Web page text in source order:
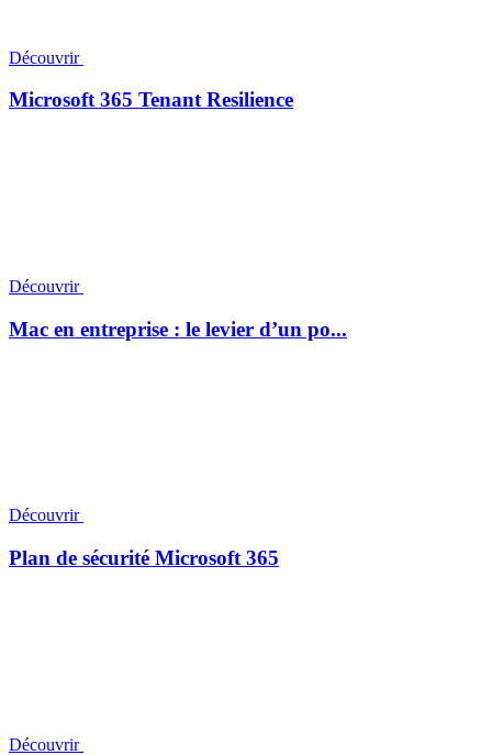
Découvrir
Microsoft 365 Tenant Resilience
Découvrir
Mac en entreprise : le levier d’un po...
Découvrir
Plan de sécurité Microsoft 365
Découvrir